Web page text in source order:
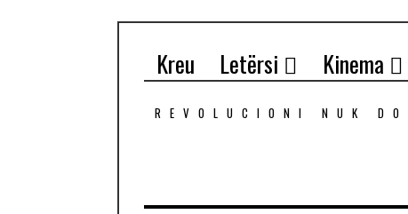
Kreu Letërsi Kinema
REVOLUCIONI NUK